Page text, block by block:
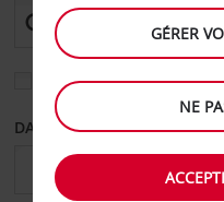
Sélectionnez une
DATE DE DÉPART
GÉRER
NE